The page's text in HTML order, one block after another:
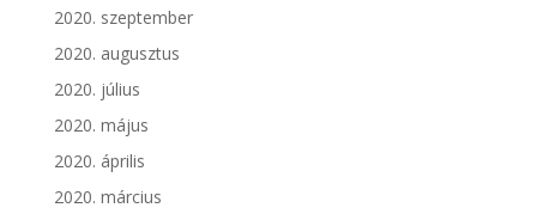
2020. szeptember
2020. augusztus
2020. július
2020. május
2020. április
2020. március